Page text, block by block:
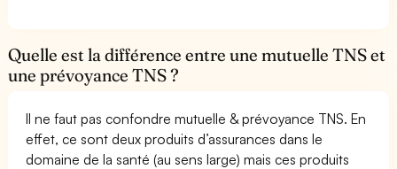
Quelle est la différence entre une mutuelle TNS et
une prévoyance TNS ?
Il ne faut pas confondre mutuelle & prévoyance TNS. En
effet, ce sont deux produits d’assurances dans le
domaine de la santé (au sens large) mais ces produits